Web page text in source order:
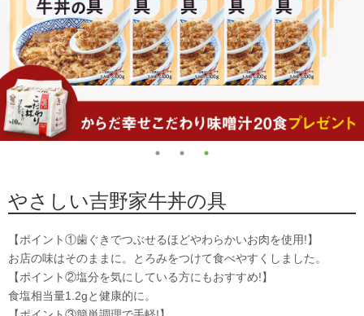
やさしい吉野家牛丼の具
【ポイント①歯ぐきでつぶせるほどやわらかいお肉を使用!】
お店の味はそのままに。とろみをつけて食べやすくしました。
【ポイント②塩分を気にしている方にもおすすめ!】
食塩相当量1.2gと健康的に。